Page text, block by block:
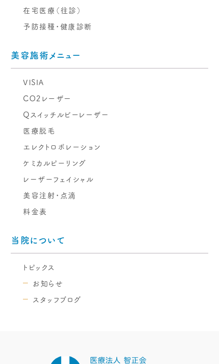
在宅医療（往診）
予防接種・健康診断
美容施術メニュー
VISIA
CO2レーザー
Qスイッチルビーレーザー
医療脱毛
エレクトロポレーション
ケミカルピーリング
レーザーフェイシャル
美容注射・点滴
料金表
当院について
トピックス
お知らせ
スタッフブログ